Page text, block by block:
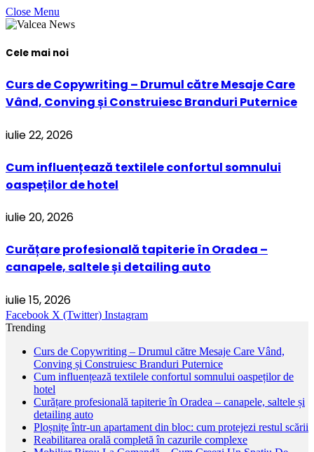
Close Menu
Cele mai noi
Curs de Copywriting – Drumul către Mesaje Care
Vând, Conving și Construiesc Branduri Puternice
iulie 22, 2026
Cum influențează textilele confortul somnului
oaspeților de hotel
iulie 20, 2026
Curățare profesională tapiterie în Oradea –
canapele, saltele și detailing auto
iulie 15, 2026
Facebook X (Twitter) Instagram
Trending
Curs de Copywriting – Drumul către Mesaje Care Vând,
Conving și Construiesc Branduri Puternice
Cum influențează textilele confortul somnului oaspeților de
hotel
Curățare profesională tapiterie în Oradea – canapele, saltele și
detailing auto
Ploșnițe într-un apartament din bloc: cum protejezi restul scării
Reabilitarea orală completă în cazurile complexe